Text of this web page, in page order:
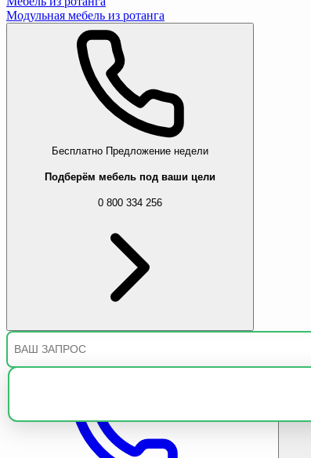
Модульная мебель из ротанга
Бесплатно Предложение недели
Подберём мебель под ваши цели
0 800 334 256